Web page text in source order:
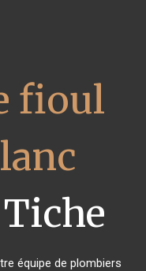
fioul
équipe de plombiers